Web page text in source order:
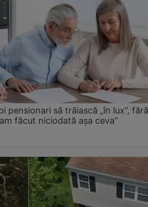
pensionari să trăiască „în lux”, fără
făcut niciodată așa ceva”